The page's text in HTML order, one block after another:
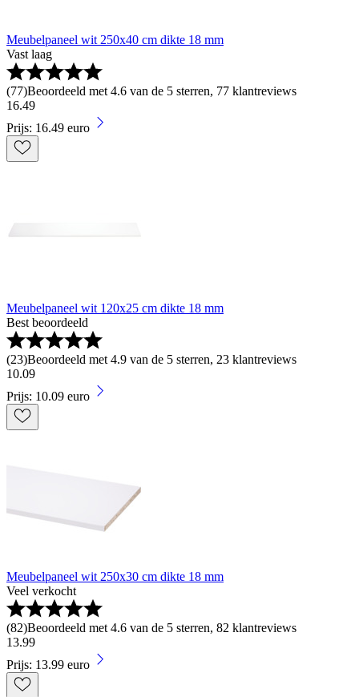
Meubelpaneel wit 250x40 cm dikte 18 mm
Vast laag
(77)Beoordeeld met 4.6 van de 5 sterren, 77 klantreviews
16.49
Prijs: 16.49 euro
Meubelpaneel wit 120x25 cm dikte 18 mm
Best beoordeeld
(23)Beoordeeld met 4.9 van de 5 sterren, 23 klantreviews
10.09
Prijs: 10.09 euro
Meubelpaneel wit 250x30 cm dikte 18 mm
Veel verkocht
(82)Beoordeeld met 4.6 van de 5 sterren, 82 klantreviews
13.99
Prijs: 13.99 euro